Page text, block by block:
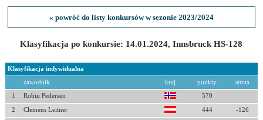
« powróć do listy konkursów w sezonie 2023/2024
Klasyfikacja po konkursie: 14.01.2024, Innsbruck HS-128
Klasyfikacja indywidualna
zawodnik kraj punkty strata
1 Robin Pedersen 570
2 Clemens Leitner 444 -126